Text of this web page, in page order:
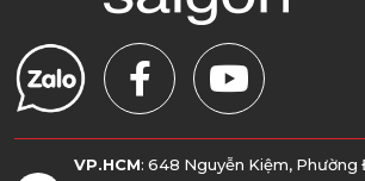
VP.HCM: 648 Nguyễn Kiệm, Phường